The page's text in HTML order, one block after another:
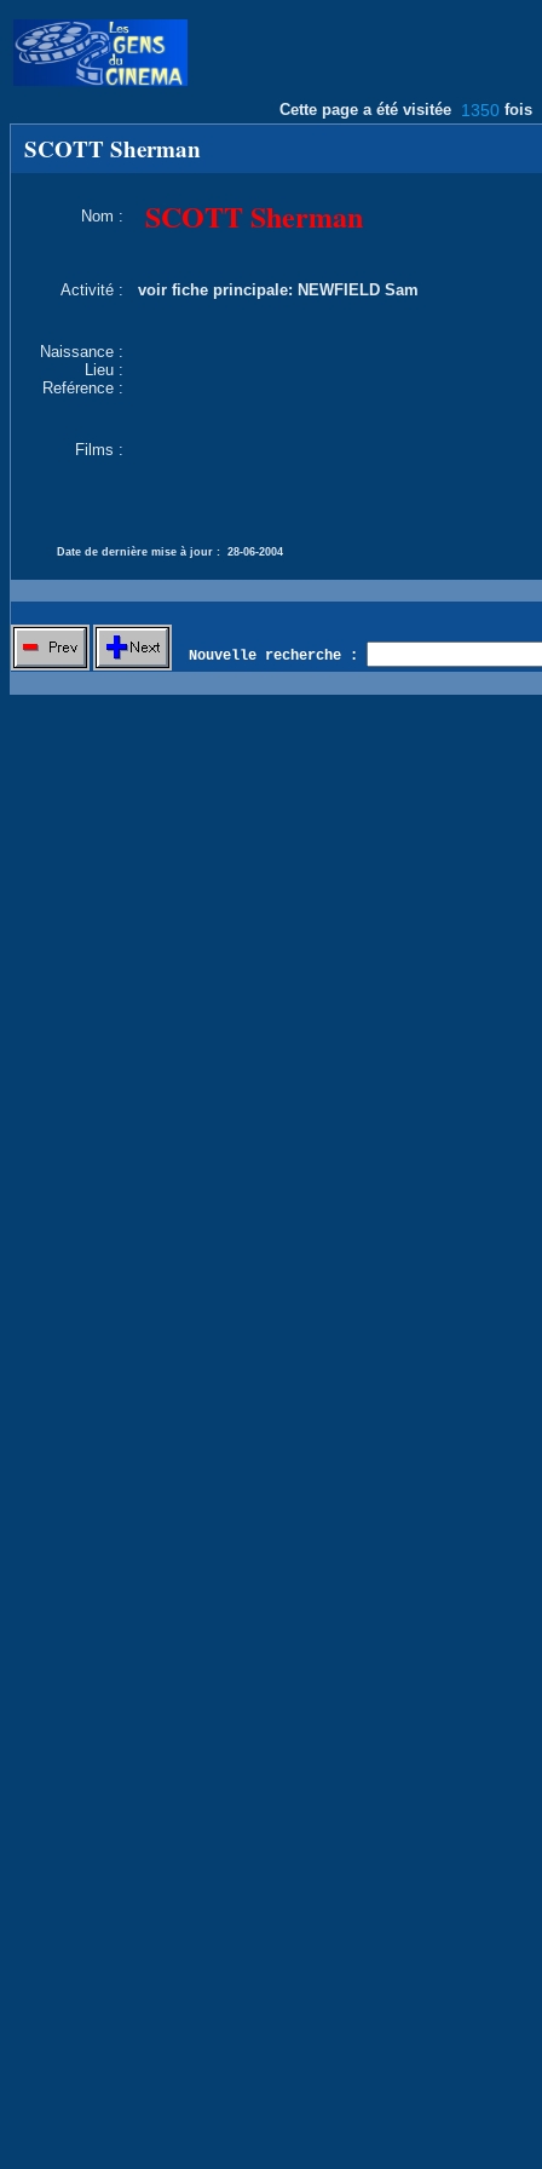
Cette page a été visitée 1350 fois
SCOTT Sherman
Nom : SCOTT Sherman
Activité : voir fiche principale: NEWFIELD Sam
Naissance :
Lieu :
Reférence :
Films :
Date de dernière mise à jour : 28-06-2004
Nouvelle recherche :